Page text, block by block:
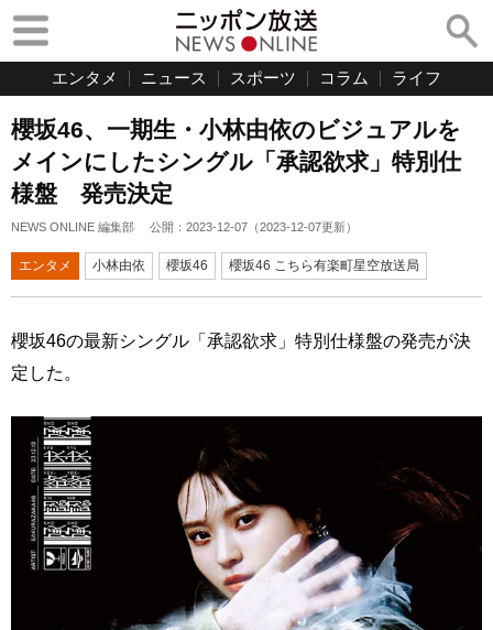
エンタメ ニュース スポーツ コラム ライフ
櫻坂46、一期生・小林由依のビジュアルを
メインにしたシングル「承認欲求」特別仕
様盤 発売決定
NEWS ONLINE 編集部 公開： 2023-12-07 （2023-12-07更新）
エンタメ 小林由依 櫻坂46 櫻坂46 こちら有楽町星空放送局
櫻坂46の最新シングル「承認欲求」特別仕様盤の発売が決
定した。